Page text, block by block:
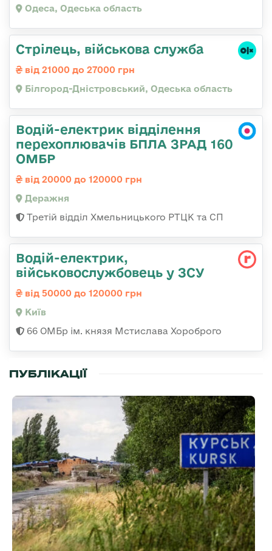
Одеса, Одеська область
Стрілець, військова служба
від 21000 до 27000 грн
Білгород-Дністровський, Одеська область
Водій-електрик відділення
перехоплювачів БПЛА ЗРАД 160
ОМБР
від 20000 до 120000 грн
Деражня
Третій відділ Хмельницького РТЦК та СП
Водій-електрик,
військовослужбовець у ЗСУ
від 50000 до 120000 грн
Київ
66 ОМБр ім. князя Мстислава Хороброго
ПУБЛІКАЦІЇ